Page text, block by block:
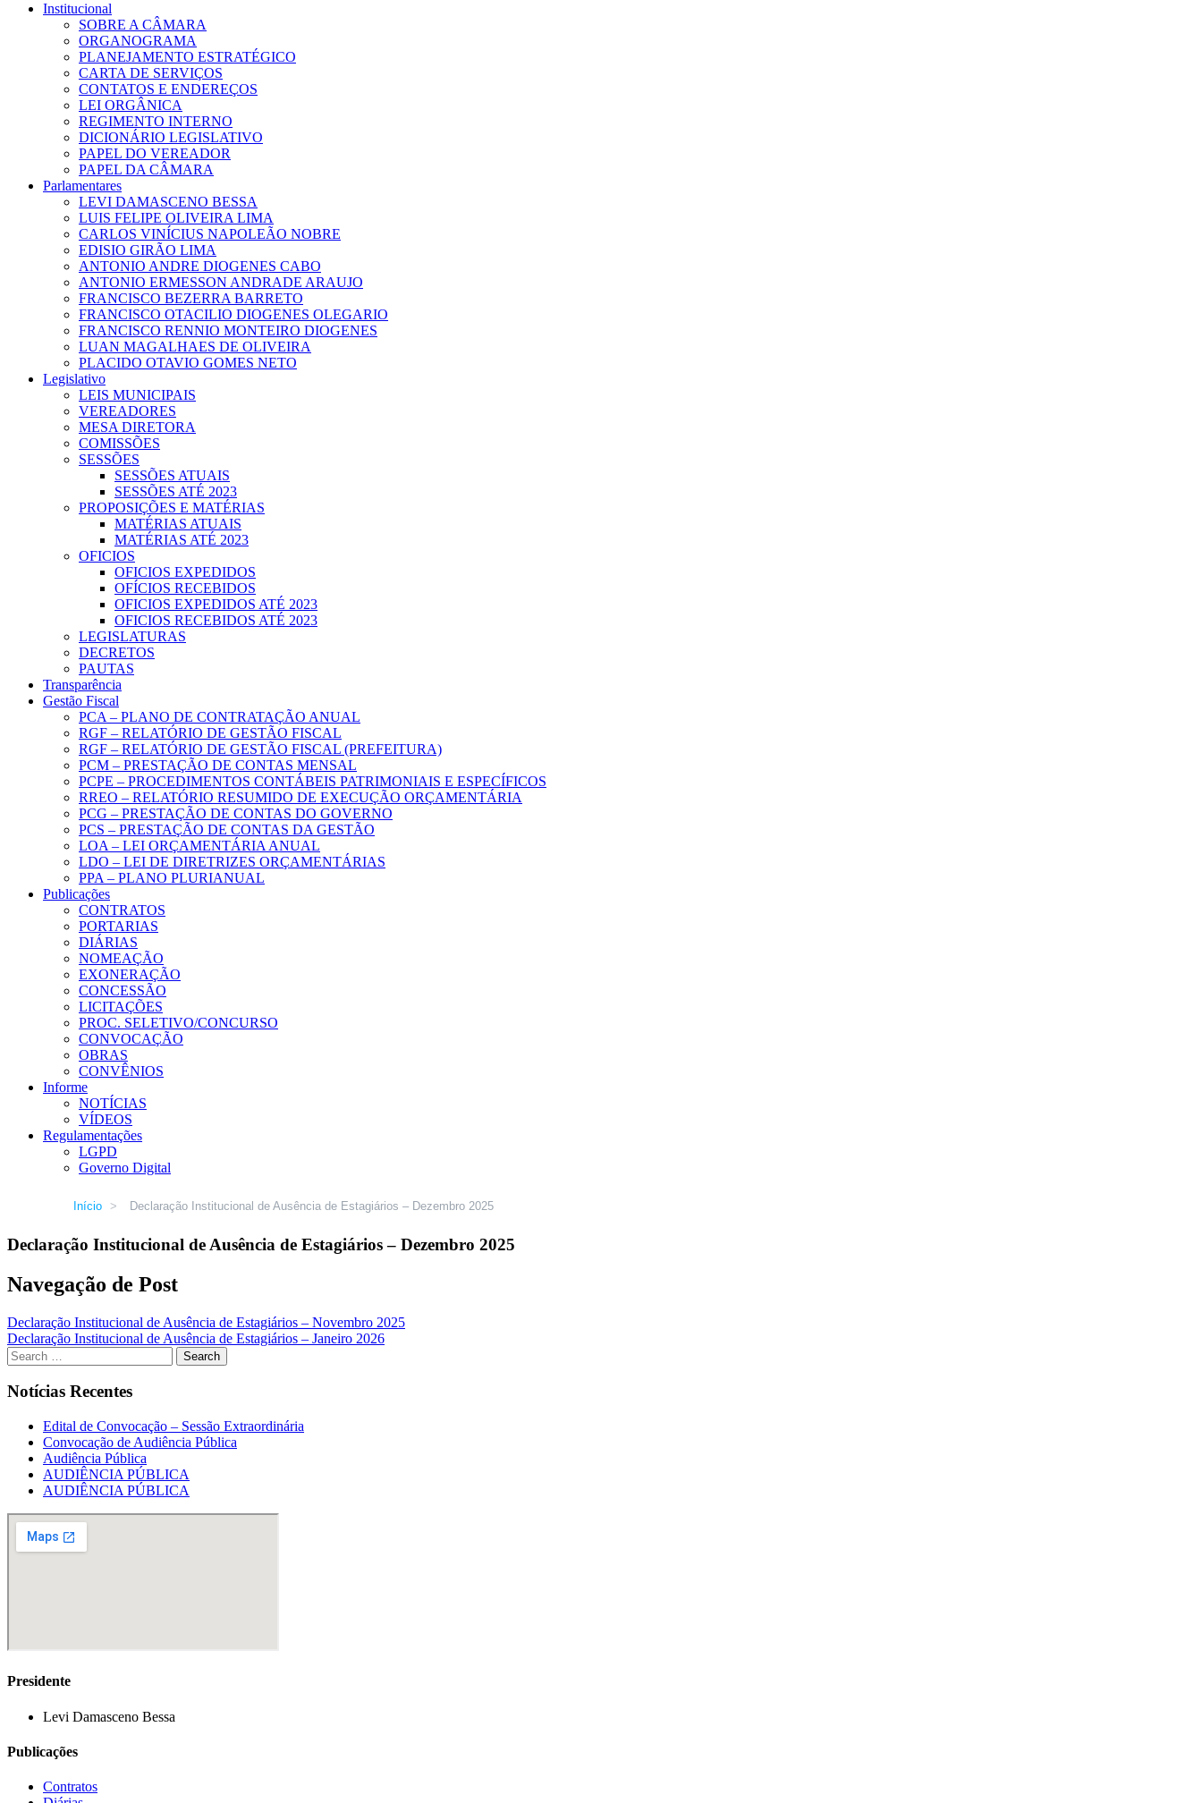
Institucional
SOBRE A CÂMARA
ORGANOGRAMA
PLANEJAMENTO ESTRATÉGICO
CARTA DE SERVIÇOS
CONTATOS E ENDEREÇOS
LEI ORGÂNICA
REGIMENTO INTERNO
DICIONÁRIO LEGISLATIVO
PAPEL DO VEREADOR
PAPEL DA CÂMARA
Parlamentares
LEVI DAMASCENO BESSA
LUIS FELIPE OLIVEIRA LIMA
CARLOS VINÍCIUS NAPOLEÃO NOBRE
EDISIO GIRÃO LIMA
ANTONIO ANDRE DIOGENES CABO
ANTONIO ERMESSON ANDRADE ARAUJO
FRANCISCO BEZERRA BARRETO
FRANCISCO OTACILIO DIOGENES OLEGARIO
FRANCISCO RENNIO MONTEIRO DIOGENES
LUAN MAGALHAES DE OLIVEIRA
PLACIDO OTAVIO GOMES NETO
Legislativo
LEIS MUNICIPAIS
VEREADORES
MESA DIRETORA
COMISSÕES
SESSÕES
SESSÕES ATUAIS
SESSÕES ATÉ 2023
PROPOSIÇÕES E MATÉRIAS
MATÉRIAS ATUAIS
MATÉRIAS ATÉ 2023
OFICIOS
OFICIOS EXPEDIDOS
OFÍCIOS RECEBIDOS
OFICIOS EXPEDIDOS ATÉ 2023
OFICIOS RECEBIDOS ATÉ 2023
LEGISLATURAS
DECRETOS
PAUTAS
Transparência
Gestão Fiscal
PCA – PLANO DE CONTRATAÇÃO ANUAL
RGF – RELATÓRIO DE GESTÃO FISCAL
RGF – RELATÓRIO DE GESTÃO FISCAL (PREFEITURA)
PCM – PRESTAÇÃO DE CONTAS MENSAL
PCPE – PROCEDIMENTOS CONTÁBEIS PATRIMONIAIS E ESPECÍFICOS
RREO – RELATÓRIO RESUMIDO DE EXECUÇÃO ORÇAMENTÁRIA
PCG – PRESTAÇÃO DE CONTAS DO GOVERNO
PCS – PRESTAÇÃO DE CONTAS DA GESTÃO
LOA – LEI ORÇAMENTÁRIA ANUAL
LDO – LEI DE DIRETRIZES ORÇAMENTÁRIAS
PPA – PLANO PLURIANUAL
Publicações
CONTRATOS
PORTARIAS
DIÁRIAS
NOMEAÇÃO
EXONERAÇÃO
CONCESSÃO
LICITAÇÕES
PROC. SELETIVO/CONCURSO
CONVOCAÇÃO
OBRAS
CONVÊNIOS
Informe
NOTÍCIAS
VÍDEOS
Regulamentações
LGPD
Governo Digital
Início > Declaração Institucional de Ausência de Estagiários – Dezembro 2025
Declaração Institucional de Ausência de Estagiários – Dezembro 2025
Navegação de Post
Declaração Institucional de Ausência de Estagiários – Novembro 2025
Declaração Institucional de Ausência de Estagiários – Janeiro 2026
Notícias Recentes
Edital de Convocação – Sessão Extraordinária
Convocação de Audiência Pública
Audiência Pública
AUDIÊNCIA PÚBLICA
AUDIÊNCIA PÚBLICA
Presidente
Levi Damasceno Bessa
Publicações
Contratos